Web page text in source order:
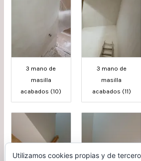
3 mano de
masilla
acabados (10)
3 mano de
masilla
acabados (11)
Utilizamos cookies propias y de